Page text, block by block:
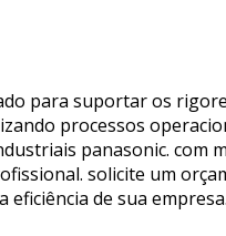
para suportar os
processos
panasonic. com
solicite um
de sua empresa.